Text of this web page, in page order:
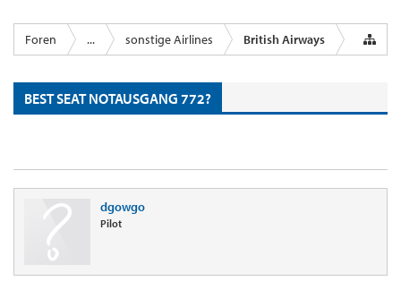
Foren ... sonstige Airlines British Airways
BEST SEAT NOTAUSGANG 772?
dgowgo
Pilot